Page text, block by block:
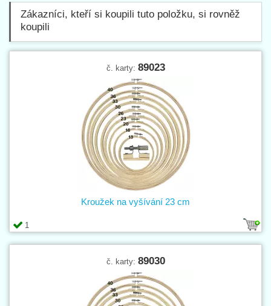
Zákazníci, kteří si koupili tuto položku, si rovněž
koupili
č. karty: 89023
1
Kroužek na vyšívání 23 cm
č. karty: 89030